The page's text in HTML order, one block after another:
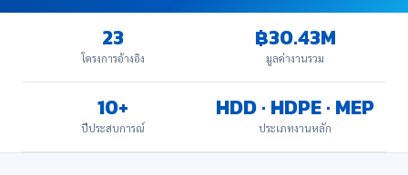
23
โครงการอ้างอิง
฿30.43M
มูลค่างานรวม
10+
ปีประสบการณ์
HDD · HDPE · MEP
ประเภทงานหลัก